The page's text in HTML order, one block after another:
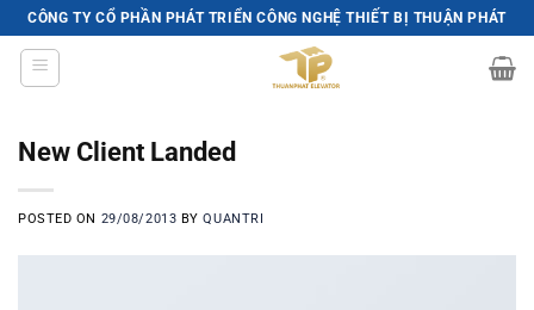
Skip
to
content
CÔNG TY CỔ PHẦN PHÁT TRIỂN CÔNG NGHỆ THIẾT BỊ THUẬN PHÁT
New Client Landed
POSTED ON 29/08/2013 BYQUANTRI